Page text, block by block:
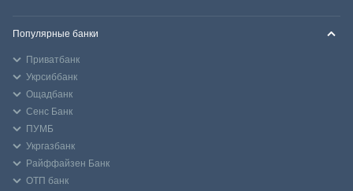
Популярные банки
Приватбанк
Укрсиббанк
Ощадбанк
Сенс Банк
ПУМБ
Укргазбанк
Райффайзен Банк
ОТП банк